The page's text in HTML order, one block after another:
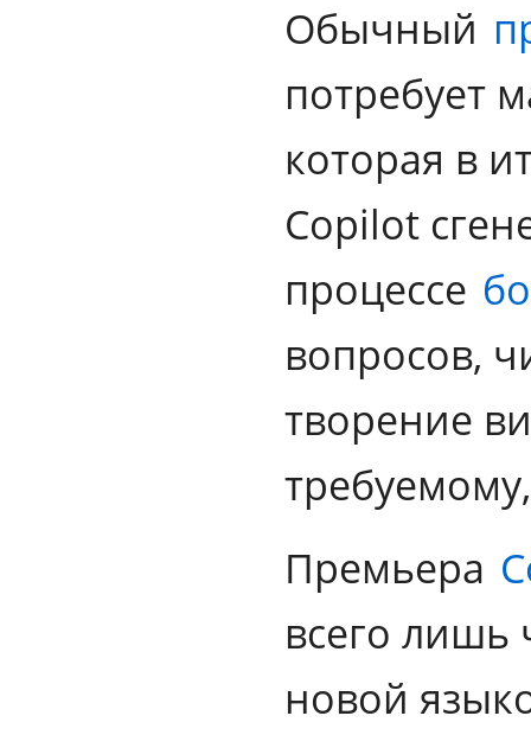
Обычный
потребует
которая в
Copilot
процессе
вопросов,
творение
Премьера
всего лишь
новой